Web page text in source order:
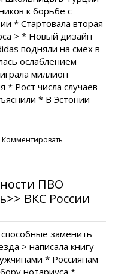
к борьбе с
* Стартовала вторая
> * Новый дизайн
подняли на смех в
ослаблением
миллион
Рост числа случаев
* В Эстонии
Комментировать
ПВО
ВКС России
заменить
> написала книгу
* Россиянам
нотариуса *